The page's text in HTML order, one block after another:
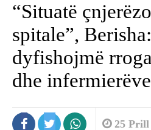
“Situatë
spitale”,
dyfishojmë
dhe infermierëve
25 Prill